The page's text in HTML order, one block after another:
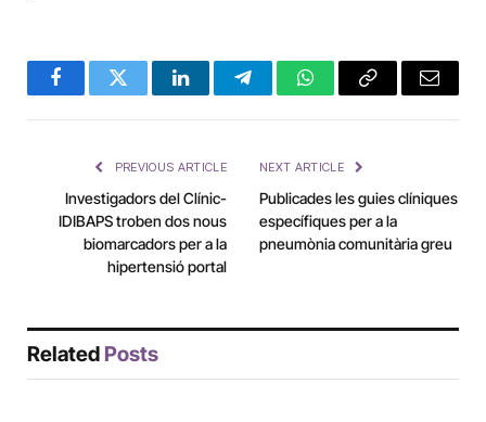
FacebookTwitter LinkedInTelegramWhatsAppCopy
Email
PREVIOUS ARTICLE
Investigadors del Clínic-
IDIBAPS troben dos nous
biomarcadors per a la
hipertensió portal
NEXT ARTICLE
Publicades les guies clíniques
específiques per a la
pneumònia comunitària greu
Related Posts